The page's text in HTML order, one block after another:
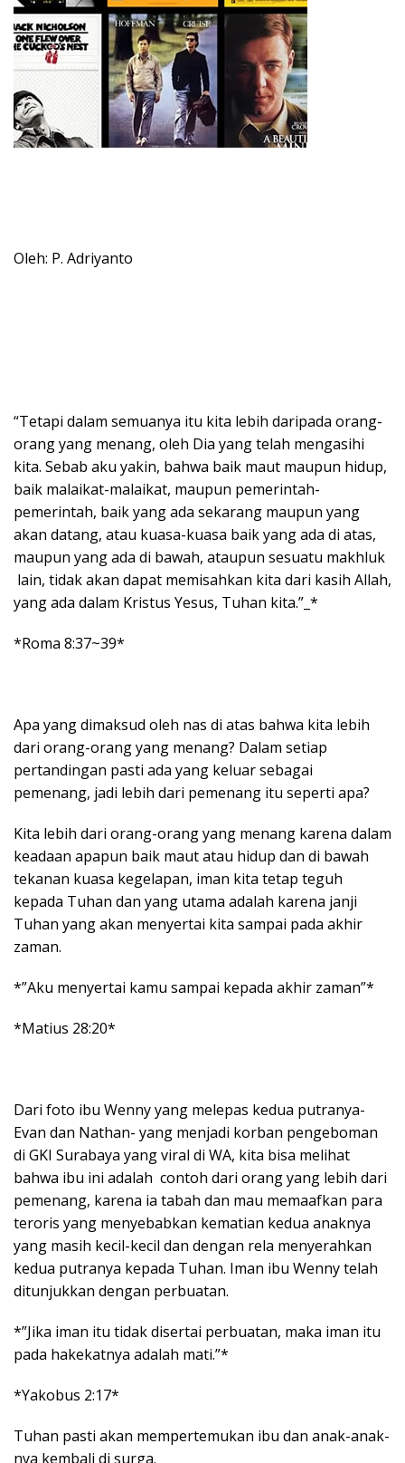
Oleh: P. Adriyanto
“Tetapi dalam semuanya itu kita lebih daripada orang-
orang yang menang, oleh Dia yang telah mengasihi
kita. Sebab aku yakin, bahwa baik maut maupun hidup,
baik malaikat-malaikat, maupun pemerintah-
pemerintah, baik yang ada sekarang maupun yang
akan datang, atau kuasa-kuasa baik yang ada di atas,
maupun yang ada di bawah, ataupun sesuatu makhluk
lain, tidak akan dapat memisahkan kita dari kasih Allah,
yang ada dalam Kristus Yesus, Tuhan kita.”_*
*Roma 8:37~39*
Apa yang dimaksud oleh nas di atas bahwa kita lebih
dari orang-orang yang menang? Dalam setiap
pertandingan pasti ada yang keluar sebagai
pemenang, jadi lebih dari pemenang itu seperti apa?
Kita lebih dari orang-orang yang menang karena dalam
keadaan apapun baik maut atau hidup dan di bawah
tekanan kuasa kegelapan, iman kita tetap teguh
kepada Tuhan dan yang utama adalah karena janji
Tuhan yang akan menyertai kita sampai pada akhir
zaman.
*”Aku menyertai kamu sampai kepada akhir zaman”*
*Matius 28:20*
Dari foto ibu Wenny yang melepas kedua putranya-
Evan dan Nathan- yang menjadi korban pengeboman
di GKI Surabaya yang viral di WA, kita bisa melihat
bahwa ibu ini adalah contoh dari orang yang lebih dari
pemenang, karena ia tabah dan mau memaafkan para
teroris yang menyebabkan kematian kedua anaknya
yang masih kecil-kecil dan dengan rela menyerahkan
kedua putranya kepada Tuhan. Iman ibu Wenny telah
ditunjukkan dengan perbuatan.
*”Jika iman itu tidak disertai perbuatan, maka iman itu
pada hakekatnya adalah mati.”*
*Yakobus 2:17*
Tuhan pasti akan mempertemukan ibu dan anak-anak-
nya kembali di surga.